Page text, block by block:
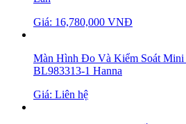
Giá: 16,780,000 VNĐ
Màn Hình Đo Và Kiểm Soát
BL983313-1 Hanna
Giá: Liên hệ